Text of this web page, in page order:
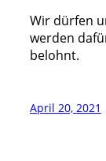
Wir dürfen
werden
belohnt.
April 20, 2021